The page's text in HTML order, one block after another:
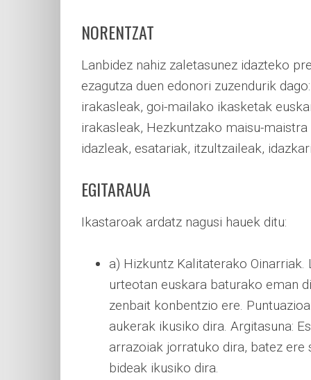
NORENTZAT
Lanbidez nahiz zaletasunez idazteko
ezagutza duen edonori zuzendurik
irakasleak, goi-mailako ikasketak
irakasleak, Hezkuntzako maisu-
idazleak, esatariak, itzultzaileak,
EGITARAUA
Ikastaroak ardatz nagusi hauek ditu:
a) Hizkuntz Kalitaterako Oinarriak.
urteotan euskara baturako eman
zenbait konbentzio ere.
aukerak ikusiko dira. Argitasuna:
arrazoiak jorratuko dira, batez ere
bideak ikusiko dira.